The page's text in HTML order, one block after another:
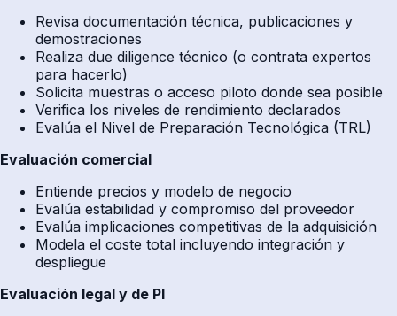
Revisa documentación técnica, publicaciones y
demostraciones
Realiza due diligence técnico (o contrata expertos
para hacerlo)
Solicita muestras o acceso piloto donde sea posible
Verifica los niveles de rendimiento declarados
Evalúa el Nivel de Preparación Tecnológica (TRL)
Evaluación comercial
Entiende precios y modelo de negocio
Evalúa estabilidad y compromiso del proveedor
Evalúa implicaciones competitivas de la adquisición
Modela el coste total incluyendo integración y
despliegue
Evaluación legal y de PI